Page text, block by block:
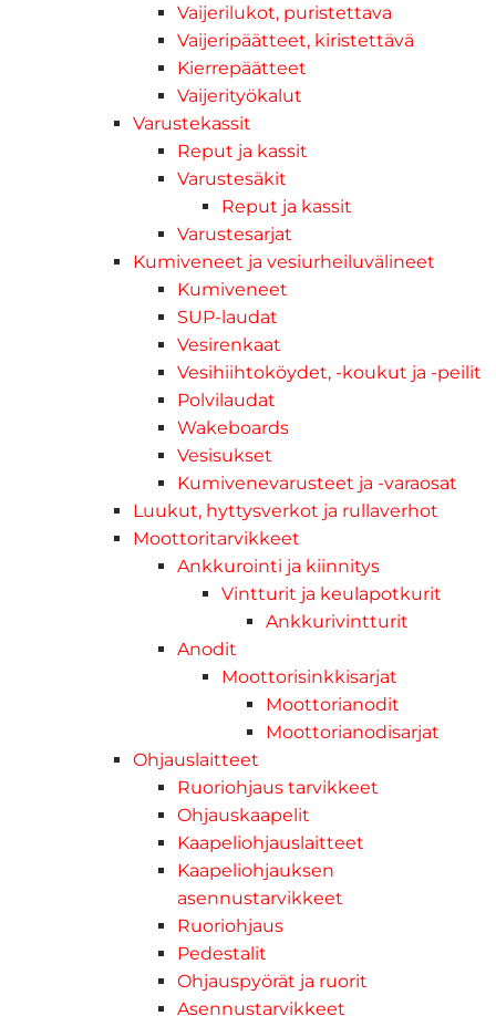
Vaijerilukot, puristettava
Vaijeripäätteet, kiristettävä
Kierrepäätteet
Vaijerityökalut
Varustekassit
Reput ja kassit
Varustesäkit
Reput ja kassit
Varustesarjat
Kumiveneet ja vesiurheiluvälineet
Kumiveneet
SUP-laudat
Vesirenkaat
Vesihiihtoköydet, -koukut ja -peilit
Polvilaudat
Wakeboards
Vesisukset
Kumivenevarusteet ja -varaosat
Luukut, hyttysverkot ja rullaverhot
Moottoritarvikkeet
Ankkurointi ja kiinnitys
Vintturit ja keulapotkurit
Ankkurivintturit
Anodit
Moottorisinkkisarjat
Moottorianodit
Moottorianodisarjat
Ohjauslaitteet
Ruoriohjaus tarvikkeet
Ohjauskaapelit
Kaapeliohjauslaitteet
Kaapeliohjauksen
asennustarvikkeet
Ruoriohjaus
Pedestalit
Ohjauspyörät ja ruorit
Asennustarvikkeet